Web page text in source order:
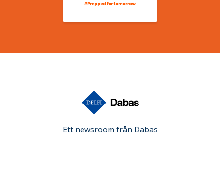
Ett newsroom från Dabas